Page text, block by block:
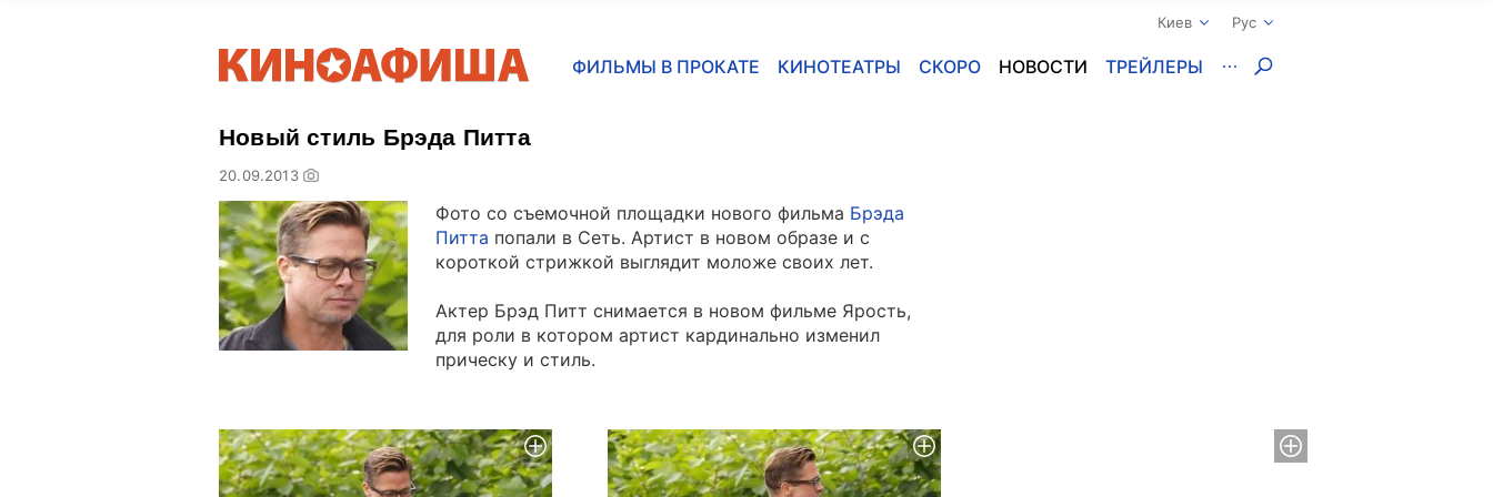
Киев Рус
ФИЛЬМЫ В ПРОКАТЕ КИНОТЕАТРЫ СКОРО НОВОСТИ ТРЕЙЛЕРЫ
Новый стиль Брэда Питта
20.09.2013
Фото со съемочной площадки нового фильма Брэда
Питта попали в Сеть. Артист в новом образе и с
короткой стрижкой выглядит моложе своих лет.
Актер Брэд Питт снимается в новом фильме Ярость,
для роли в котором артист кардинально изменил
прическу и стиль.